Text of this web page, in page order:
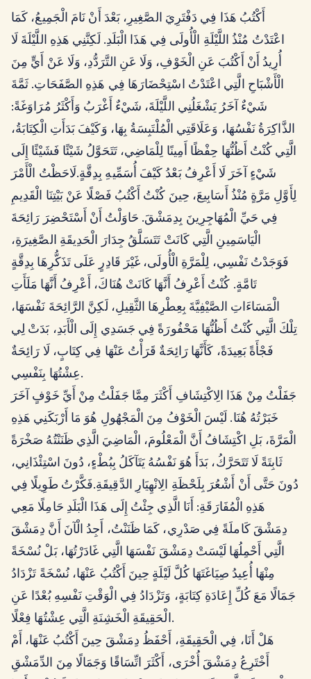
أَكْتُبُ هَذَا فِي دَفْتَرِيَ الصَّغِيرِ، بَعْدَ أَنْ نَامَ الْجَمِيعُ، كَمَا
اعْتَدْتُ مُنْذُ اللَّيْلَةِ الْأُولَى فِي هَذَا الْبَلَدِ. لَكِنَّنِي هَذِهِ اللَّيْلَةَ لَا
أُرِيدُ أَنْ أَكْتُبَ عَنِ الْخَوْفِ، وَلَا عَنِ التَّرَدُّدِ، وَلَا عَنْ أَيٍّ مِنَ
الْأَشْبَاحِ الَّتِي اعْتَدْتُ اسْتِحْضَارَهَا فِي هَذِهِ الصَّفَحَاتِ. ثَمَّةَ
شَيْءٌ آخَرُ يَشْغَلُنِي اللَّيْلَةَ، شَيْءٌ أَغْرَبُ وَأَكْثَرُ مُرَاوَغَةً:
الذَّاكِرَةُ نَفْسُهَا، وَعَلَاقَتِي الْمُلْتَبِسَةُ بِهَا، وَكَيْفَ بَدَأَتِ الْكِتَابَةُ،
الَّتِي كُنْتُ أَظُنُّهَا حِفْظًا أَمِينًا لِلْمَاضِي، تَتَحَوَّلُ شَيْئًا فَشَيْئًا إِلَى
شَيْءٍ آخَرَ لَا أَعْرِفُ بَعْدُ كَيْفَ أُسَمِّيهِ بِدِقَّةٍ.لَاحَظْتُ الْأَمْرَ
لِأَوَّلِ مَرَّةٍ مُنْذُ أَسَابِيعَ، حِينَ كُنْتُ أَكْتُبُ فَصْلًا عَنْ بَيْتِنَا الْقَدِيمِ
فِي حَيِّ الْمُهَاجِرِينَ بِدِمَشْقَ. حَاوَلْتُ أَنْ أَسْتَحْضِرَ رَائِحَةَ
الْيَاسَمِينِ الَّتِي كَانَتْ تَتَسَلَّقُ جِدَارَ الْحَدِيقَةِ الصَّغِيرَةِ،
فَوَجَدْتُ نَفْسِي، لِلْمَرَّةِ الْأُولَى، غَيْرَ قَادِرٍ عَلَى تَذَكُّرِهَا بِدِقَّةٍ
تَامَّةٍ. كُنْتُ أَعْرِفُ أَنَّهَا كَانَتْ هُنَاكَ، أَعْرِفُ أَنَّهَا مَلَأَتِ
الْمَسَاءَاتِ الصَّيْفِيَّةَ بِعِطْرِهَا الثَّقِيلِ، لَكِنَّ الرَّائِحَةَ نَفْسَهَا،
تِلْكَ الَّتِي كُنْتُ أَظُنُّهَا مَحْفُورَةً فِي جَسَدِي إِلَى الْأَبَدِ، بَدَتْ لِي
فَجْأَةً بَعِيدَةً، كَأَنَّهَا رَائِحَةٌ قَرَأْتُ عَنْهَا فِي كِتَابٍ، لَا رَائِحَةٌ
عِشْتُهَا بِنَفْسِي.
جَفَلْتُ مِنْ هَذَا الِاكْتِشَافِ أَكْثَرَ مِمَّا جَفَلْتُ مِنْ أَيِّ خَوْفٍ آخَرَ
خَبَرْتُهُ هُنَا. لَيْسَ الْخَوْفُ مِنَ الْمَجْهُولِ هُوَ مَا أَرْبَكَنِي هَذِهِ
الْمَرَّةَ، بَلِ اكْتِشَافُ أَنَّ الْمَعْلُومَ، الْمَاضِيَ الَّذِي ظَنَنْتُهُ صَخْرَةً
ثَابِتَةً لَا تَتَحَرَّكُ، بَدَأَ هُوَ نَفْسُهُ يَتَآكَلُ بِبُطْءٍ، دُونَ اسْتِئْذَانِي،
دُونَ حَتَّى أَنْ أَشْعُرَ بِلَحْظَةِ الِانْهِيَارِ الدَّقِيقَةِ.فَكَّرْتُ طَوِيلًا فِي
هَذِهِ الْمُفَارَقَةِ: أَنَا الَّذِي جِئْتُ إِلَى هَذَا الْبَلَدِ حَامِلًا مَعِي
دِمَشْقَ كَاملَةً فِي صَدْرِي، كَمَا ظَنَنْتُ، أَجِدُ الْآنَ أَنَّ دِمَشْقَ
الَّتِي أَحْمِلُهَا لَيْسَتْ دِمَشْقَ نَفْسَهَا الَّتِي غَادَرْتُهَا، بَلْ نُسْخَةً
مِنْهَا أُعِيدُ صِيَاغَتَهَا كُلَّ لَيْلَةٍ حِينَ أَكْتُبُ عَنْهَا، نُسْخَةً تَزْدَادُ
جَمَالًا مَعَ كُلِّ إِعَادَةِ كِتَابَةٍ، وَتَزْدَادُ فِي الْوَقْتِ نَفْسِهِ بُعْدًا عَنِ
الْحَقِيقَةِ الْخَشِنَةِ الَّتِي عِشْتُهَا فِعْلًا.
هَلْ أَنَا، فِي الْحَقِيقَةِ، أَحْفَظُ دِمَشْقَ حِينَ أَكْتُبُ عَنْهَا، أَمْ
أَخْتَرِعُ دِمَشْقَ أُخْرَى، أَكْثَرَ اتِّسَاقًا وَجَمَالًا مِنَ الدِّمَشْقِ